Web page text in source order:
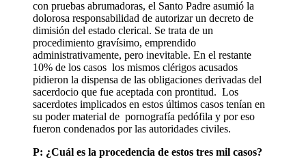
con pruebas abrumadoras, el Santo Padre asumió la
dolorosa responsabilidad de autorizar un decreto de
dimisión del estado clerical. Se trata de un
procedimiento gravísimo, emprendido
administrativamente, pero inevitable. En el restante
10% de los casos los mismos clérigos acusados
pidieron la dispensa de las obligaciones derivadas del
sacerdocio que fue aceptada con prontitud. Los
sacerdotes implicados en estos últimos casos tenían en
su poder material de pornografía pedófila y por eso
fueron condenados por las autoridades civiles.
P: ¿Cuál es la procedencia de estos tres mil casos?